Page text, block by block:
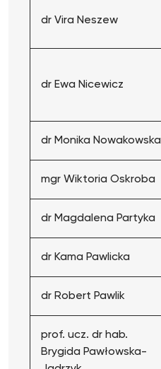
dr Vira Neszew
dr Ewa Nicewicz
dr Monika Nowakowska
mgr Wiktoria Oskroba
dr Magdalena Partyka
dr Kama Pawlicka
dr Robert Pawlik
prof. ucz. dr hab.
Brygida Pawłowska-